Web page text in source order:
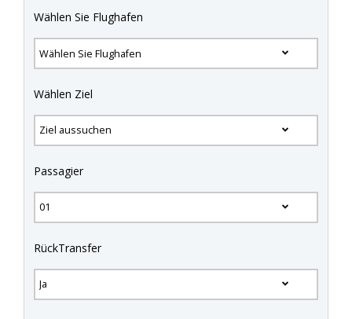
Wählen Sie Flughafen
Wählen Ziel
Passagier
RückTransfer